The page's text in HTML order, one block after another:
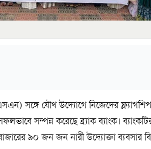
সঙ্গে যৌথ উদ্যোগে নিজেদের ফ্ল্যাগশিপ
সম্পন্ন করেছে ব্র্যাক ব্যাংক।
৯০ জন জন নারী উদ্যোক্তা ব্যবসার